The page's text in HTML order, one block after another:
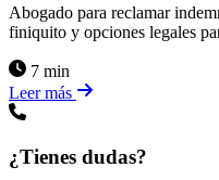
Abogado para reclamar
finiquito y opciones legales
7 min
Leer más
¿Tienes dudas?